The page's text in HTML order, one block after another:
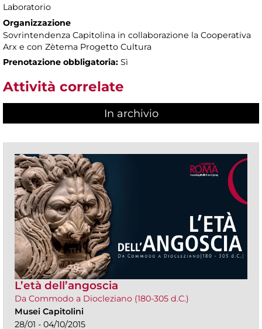
Laboratorio
Organizzazione
Sovrintendenza Capitolina in collaborazione la Cooperativa
Arx e con Zètema Progetto Cultura
Prenotazione obbligatoria: Sì
Attività correlate
In archivio
L’età dell’angoscia
Da Commodo a Diocleziano (180-305 d.C.)
Musei Capitolini
28/01 - 04/10/2015